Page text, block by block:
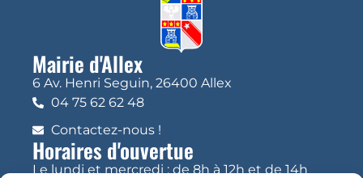
Mairie d'Allex
6 Av. Henri Seguin, 26400 Allex
04 75 62 62 48
Contactez-nous !
Horaires d'ouvertue
Le lundi et mercredi : de 8h à 12h et de 14h